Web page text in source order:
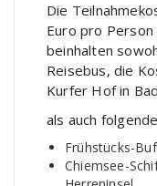
Die
Euro pro
beinhalten
Reisebus, die
Kurfer Hof in
als auch
Frühstücks-
Chiemsee-